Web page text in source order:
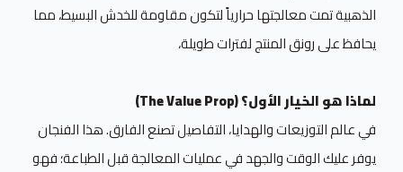
الذهبية تمت معالجتها حرارياً لتكون مقاومة للخدش البسيط، مما
يحافظ على رونق المنتج لفترات طويلة،
لماذا هو الخيار الأول؟ (The Value Prop)
في عالم التوزيعات والهدايا، التفاصيل تصنع الفارق. هذا الفنجان
يوفر عليك الوقت والجهد في عمليات المعالجة قبل الطباعة؛ فهو